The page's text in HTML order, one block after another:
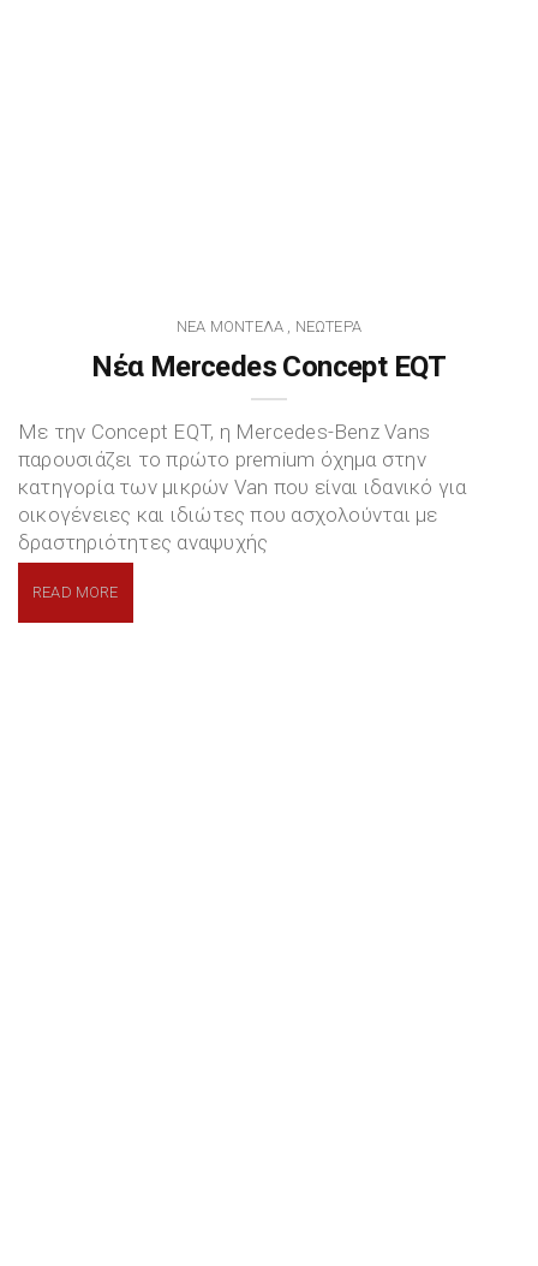
ΝΈΑ ΜΟΝΤΈΛΑ , ΝΕΏΤΕΡΑ
Νέα Mercedes Concept EQT
Με την Concept EQT, η Mercedes-Benz Vans
παρουσιάζει το πρώτο premium όχημα στην
κατηγορία των μικρών Van που είναι ιδανικό για
οικογένειες και ιδιώτες που ασχολούνται με
δραστηριότητες αναψυχής
READ MORE